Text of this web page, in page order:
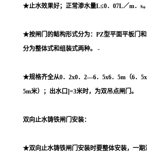
★止水效果好；正常渗水量L≤0．07L／m．s
★按闸门的鲒构形式分为：PZ型平面平板门和
分为整体式和组装式两种。 -
★规格齐全从0．2x0．2—6．5x6．5m（6．
5m米）；出水口]=3米时，为双吊点闸门。
双向止水铸铁闸门安装：
★双向止水铸铁闸门安装时要整体安装，一期